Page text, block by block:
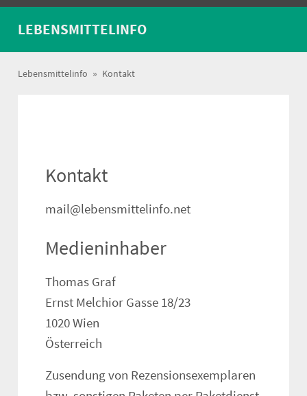
LEBENSMITTELINFO
Lebensmittelinfo » Kontakt
Kontakt
mail@lebensmittelinfo.net
Medieninhaber
Thomas Graf
Ernst Melchior Gasse 18/23
1020 Wien
Österreich
Zusendung von Rezensionsexemplaren